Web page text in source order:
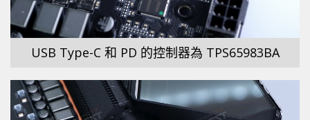
USB Type-C 和 PD 的控制器為 TPS65983BA